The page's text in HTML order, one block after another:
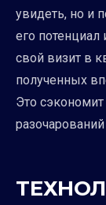
увидеть, но и
его потенциал
свой визит в
полученных
Это